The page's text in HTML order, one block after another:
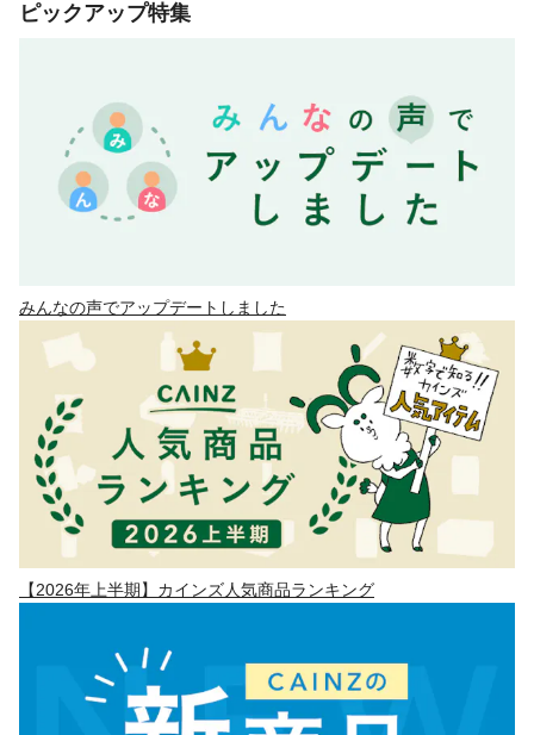
ピックアップ特集
みんなの声でアップデートしました
【2026年上半期】カインズ人気商品ランキング